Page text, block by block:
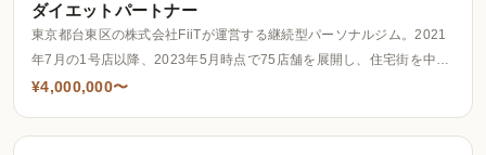
ダイエットパートナー
東京都台東区の株式会社FiiTが運営する継続型パーソナルジム。2021
年7月の1号店以降、2023年5月時点で75店舗を展開し、住宅街を中心
とした地域密着型出店を進めている。「No.1パーソナルジムブランド
¥4,000,000〜